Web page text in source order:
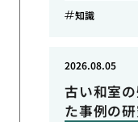
知識
古い和室
た事例の
2026.08.05